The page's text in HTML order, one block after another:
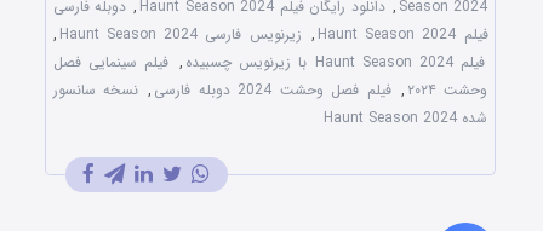
Season 2024
, دانلود رایگان فیلم Haunt Season 2024 , دوبله فارسی
فیلم Haunt Season 2024
, زیرنویس فارسی Haunt Season 2024
,
فیلم Haunt Season 2024 با زیرنویس چسبیده
, فیلم سینمایی فصل
وحشت ۲۰۲۴
, فیلم فصل وحشت 2024 دوبله فارسی , نسخه سانسور
شده Haunt Season 2024